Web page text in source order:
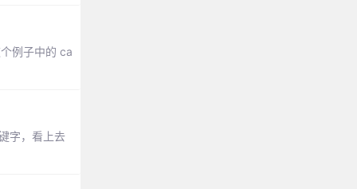
例子中的 ca
字，看上去